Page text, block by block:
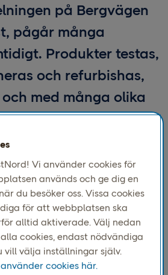
på Bergvägen
pågår många
Produkter testas,
och refurbishas,
med många olika
Det är ett komplext
arbete som ställer
och reda.
produktionsledare på
det snabbt tydligt när strukturen
samtidigt märks det direkt
Letande efter verktyg,
Vi använder cookies för
används och ge dig en
du besöker oss. Vissa cookies
för att webbplatsen ska
alltid aktiverade. Välj nedan
cookies, endast nödvändiga
vill välja inställningar själv.
cookies här.